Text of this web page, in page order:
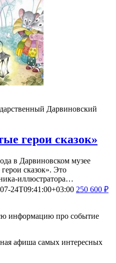
Дарвиновский
герои сказок»
в Дарвиновском музее
сказок». Это
иллюстратора…
24T09:41:00+03:00 250 600 ₽
информацию про событие
афиша самых интересных